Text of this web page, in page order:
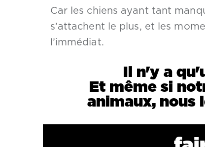
Car les chiens ayant tant
s’attachent le plus, et les
l’immédiat.
Il n'y a
Et même si
animaux, nous